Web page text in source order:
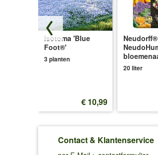
Isotoma 'Blue
Foot®'
3 planten
€ 10,99
Neudorff®
20 liter
Contact & Klantenservice